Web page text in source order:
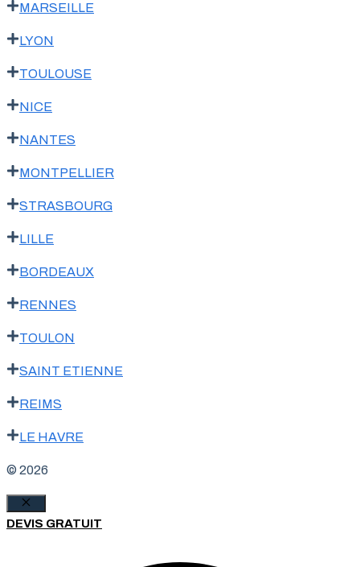
MARSEILLE
LYON
TOULOUSE
NICE
NANTES
MONTPELLIER
STRASBOURG
LILLE
BORDEAUX
RENNES
TOULON
SAINT ETIENNE
REIMS
LE HAVRE
© 2026
Fermer
DEVIS GRATUIT